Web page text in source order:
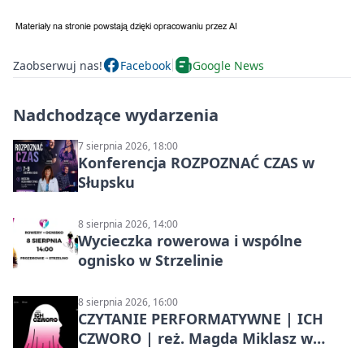
Zaobserwuj nas! Facebook Google News
Nadchodzące wydarzenia
7 sierpnia 2026, 18:00
Konferencja ROZPOZNAĆ CZAS w
Słupsku
8 sierpnia 2026, 14:00
Wycieczka rowerowa i wspólne
ognisko w Strzelinie
8 sierpnia 2026, 16:00
CZYTANIE PERFORMATYWNE | ICH
CZWORO | reż. Magda Miklasz w